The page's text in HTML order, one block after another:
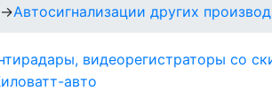
→Автосигнализации других